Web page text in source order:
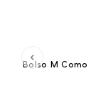
Bolso M Como